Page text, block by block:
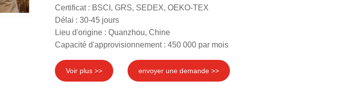
Certificat : BSCI, GRS, SEDEX, OEKO-TEX
Délai : 30-45 jours
Lieu d'origine : Quanzhou, Chine
Capacité d'approvisionnement : 450 000 par mois
Voir plus >> envoyer une demande >>